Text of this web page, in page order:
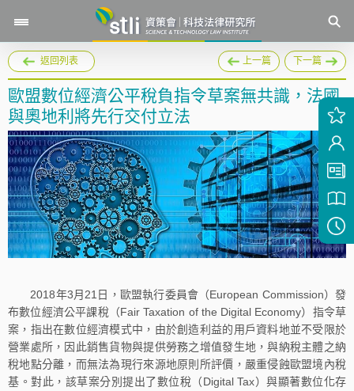
返回列表 上一篇 下一篇
歐盟數位經濟公平稅負指令草案無共識，法國
與奧地利將先行交付立法
2018年3月21日，歐盟執行委員會（European Commission）發
布數位經濟公平課稅（Fair Taxation of the Digital Economy）指令草
案，指出在數位經濟模式中，由於創造利益的用戶資料地並不受限於
營業處所，因此銷售貨物與提供勞務之增值發生地，與納稅主體之納
稅地點分離，而無法為現行來源地原則所評價，嚴重侵蝕歐盟境內稅
基。對此，該草案分別提出了數位稅（Digital Tax）與顯著數位化存